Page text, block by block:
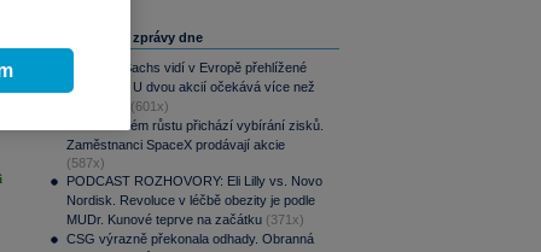
Nejčtenější zprávy dne
Goldman Sachs vidí v Evropě přehlížené
příležitosti. U dvou akcií očekává více než
(601x)
Po raketovém růstu přichází vybírání zisků.
Zaměstnanci SpaceX prodávají akcie
(587x)
PODCAST ROZHOVORY: Eli Lilly vs. Novo
Nordisk. Revoluce v léčbě obezity je podle
MUDr. Kunové teprve na začátku (371x)
CSG výrazně překonala odhady. Obranná